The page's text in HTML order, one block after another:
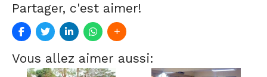
Partager, c'est aimer!
Vous allez aimer aussi: